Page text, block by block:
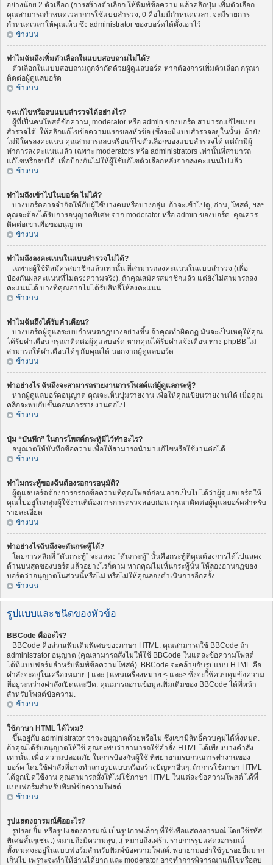
อย่างน้อย 2 ตัวเลือก (การสร้างตัวเลือก ให้พิมพ์ข้อความ แล้วคลิกปุ่ม เพิ่มตัวเลือก.
คุณสามารถกำหนดเวลาการใช้แบบสำรวจ, 0 คือไม่มีกำหนดเวลา. จะมีรายการ
กำหนดเวลาให้คุณเห็น ซึ่ง administrator ของบอร์ดได้ตั้งเอาไว้
ข้างบน
ทำไมฉันถึงเพิ่มตัวเลือกในแบบสอบถามไม่ได้?
ตัวเลือกในแบบสอบถามถูกจำกัดด้วยผู้ดูแลบอร์ด หากต้องการเพิ่มตัวเลือก กรุณา
ติดต่อผู้ดูแลบอร์ด
ข้างบน
จะแก้ไขหรือลบแบบสำรวจได้อย่างไร?
ผู้ที่เป็นคนโพสต์ข้อความ, moderator หรือ admin ของบอร์ด สามารถแก้ไขแบบ
สำรวจได้. ให้คลิกแก้ไขข้อความแรกของหัวข้อ (ซึ่งจะมีแบบสำรวจอยู่ในนั้น). ถ้ายัง
ไม่มีใครลงคะแนน คุณสามารถลบหรือแก้ไขตัวเลือกของแบบสำรวจได้ แต่ถ้ามีผู้
ทำการลงคะแนนแล้ว เฉพาะ moderators หรือ administrators เท่านั้นที่สามารถ
แก้ไขหรือลบได้. เพื่อป้องกันไม่ให้ผู้ใช้แก้ไขตัวเลือกหลังจากลงคะแนนไปแล้ว
ข้างบน
ทำไมถึงเข้าไปในบอร์ด ไม่ได้?
บางบอร์ดอาจจำกัดให้กับผู้ใช้บางคนหรือบางกลุ่ม. ถ้าจะเข้าไปดู, อ่าน, โพสต์, ฯลฯ
คุณจะต้องได้รับการอนุญาตพิเศษ จาก moderator หรือ admin ของบอร์ด. คุณควร
ติดต่อเขาเพื่อขออนุญาต
ข้างบน
ทำไมถึงลงคะแนนในแบบสำรวจไม่ได้?
เฉพาะผู้ใช้ที่สมัครสมาชิกแล้วเท่านั้น ที่สามารถลงคะแนนในแบบสำรวจ (เพื่อ
ป้องกันผลคะแนนที่ไม่ตรงความจริง). ถ้าคุณสมัครสมาชิกแล้ว แต่ยังไม่สามารถลง
คะแนนได้ บางทีคุณอาจไม่ได้รับสิทธิ์ให้ลงคะแนน.
ข้างบน
ทำไมฉันถึงได้รับคำเตือน?
บางบอร์ดผู้ดูแลระบบกำหนดกฏบางอย่างขึ้น ถ้าคุณทำผิดกฏ มันจะเป็นเหตุให้คุณ
ได้รับคำเตือน กรุณาติดต่อผู้ดูแลบอร์ด หากคุณได้รับคำแจ้งเตือน ทาง phpBB ไม่
สามารถให้คำเตือนได้ๆ กับคุณได้ นอกจากผู้ดูแลบอร์ด
ข้างบน
ทำอย่างไร ฉันถึงจะสามารถรายงานการโพสต์แก่ผู้ดูแลกระทู้?
หากผู้ดูแลบอร์ดอนุญาต คุณจะเห็นปุ่มรายงาน เพื่อให้คุณเขียนรายงานได้ เมื่อคุณ
คลิกจะพบกับขั้นตอนการรายงานต่อไป
ข้างบน
ปุ่ม “บันทึก” ในการโพสต์กระทู้มีไว้ทำอะไร?
อนุณาตให้บันทึกข้อความเพื่อให้สามารถนำมาแก้ไขหรือใช้งานต่อได้
ข้างบน
ทำไมกระทู้ของฉันต้องรอการอนุมัติ?
ผู้ดูแลบอร์ดต้องการกรอกข้อความที่คุณโพสต์ก่อน อาจเป็นไปได้ว่าผู้ดุแลบอร์ดให้
คุณไปอยู่ในกลุ่มผู้ใช้งานที่ต้องการการตรวจสอบก่อน กรุณาติดต่อผู้ดูแลบอร์ดสำหรับ
รายละเอียด
ข้างบน
ทำอย่างไรฉันถึงจะดันกระทู้ได้?
โดยการคลิกที่ “ดันกระทู้” จะแสดง “ดันกระทู้” นั้นคือกระทู้ที่คุณต้องการได้ไปแสดง
ด้านบนสุดของบอร์ดแล้วอย่างไรก็ตาม หากคุณไม่เห็นกระทู้นั้น ให้ลองอ่านกฏของ
บอร์ดว่าอนุญาตในส่วนนี้หรือไม่ หรือไม่ให้คุณลองดำเนินการอีกครั้ง
ข้างบน
รูปแบบและชนิดของหัวข้อ
BBCode คืออะไร?
BBCode คือส่วนเพิ่มเติมพิเศษของภาษา HTML. คุณสามารถใช้ BBCode ถ้า
administrator อนุญาต (คุณสามารถสั่งไม่ให้ใช้ BBCode ในแต่ละข้อความโพสต์
ได้ที่แบบฟอร์มสำหรับพิมพ์ข้อความโพสต์). BBCode จะคล้ายกับรูปแบบ HTML คือ
คำสั่งจะอยู่ในเครื่องหมาย [ และ ] แทนเครื่องหมาย < และ> ซึ่งจะใช้ควบคุมข้อความ
ที่อยู่ระหว่างคำสั่งเปิดและปิด. คุณมารถอ่านข้อมูลเพิ่มเติมของ BBCode ได้ที่หน้า
สำหรับโพสต์ข้อความ.
ข้างบน
ใช้ภาษา HTML ได้ไหม?
ขึ้นอยู่กับ administrator ว่าจะอนุญาตด้วยหรือไม่ ซึ่งเขามีสิทธิ์ควบคุมได้ทั้งหมด.
ถ้าคุณได้รับอนุญาตให้ใช้ คุณจะพบว่าสามารถใช้คำสั่ง HTML ได้เพียงบางคำสั่ง
เท่านั้น. เพื่อ ความปลอดภัย ในการป้องกันผู้ใช้ ที่พยายามรบกวนการทำงานของ
บอร์ด โดยใช้คำสั่งที่อาจทำลายรูปแบบหรือสร้างปัญหาอื่นๆ. ถ้าการใช้ภาษา HTML
ได้ถูกเปิดใช้งาน คุณสามารถสั่งให้ไม่ใช้ภาษา HTML ในแต่ละข้อความโพสต์ ได้ที่
แบบฟอร์มสำหรับพิมพ์ข้อความโพสต์.
ข้างบน
รูปแสดงอารมณ์คืออะไร?
รูปรอยยิ้ม หรือรูปแสดงอารมณ์ เป็นรูปภาพเล็กๆ ที่ใช้เพื่อแสดงอารมณ์ โดยใช้รหัส
พิเศษสั้นๆเช่น :) หมายถึงมีความสุข, :( หมายถึงเศร้า. รายการรูปแสดงอารมณ์
ทั้งหมดจะอยู่ในแบบฟอร์มสำหรับพิมพ์ข้อความโพสต์. พยายามอย่าใช้รูปรอยยิ้มมาก
เกินไป เพราะจะทำให้อ่านได้ยาก และ moderator อาจทำการพิจารณาแก้ไขหรือลบ